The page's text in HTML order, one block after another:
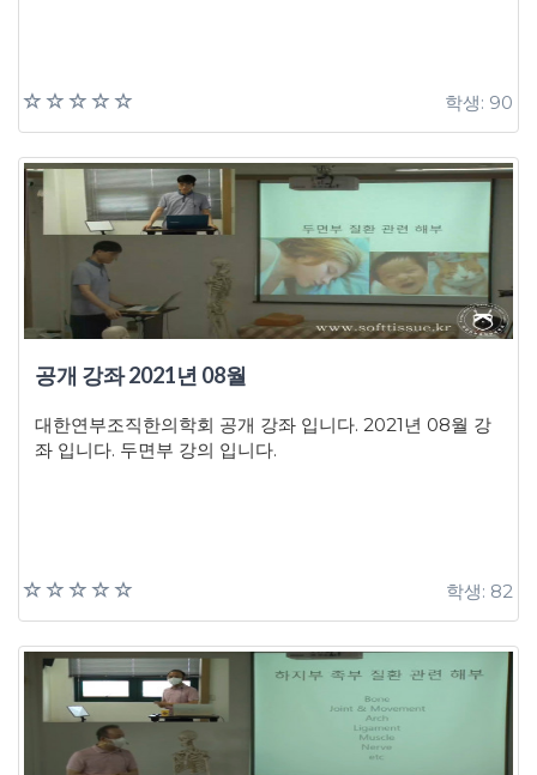
학생: 90
공개 강좌 2021년 08월
대한연부조직한의학회 공개 강좌 입니다. 2021년 08월 강
좌 입니다. 두면부 강의 입니다.
학생: 82